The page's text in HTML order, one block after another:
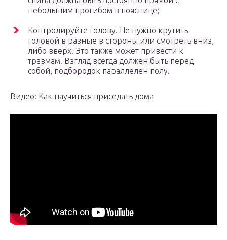
небольшим прогибом в пояснице;
Контролируйте голову. Не нужно крутить
головой в разные в стороны или смотреть вниз,
либо вверх. Это также может привести к
травмам. Взгляд всегда должен быть перед
собой, подбородок параллелен полу.
Видео: Как научиться приседать дома